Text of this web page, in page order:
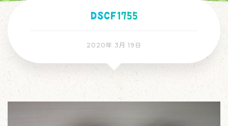
DSCF1755
2020年 3月 19日